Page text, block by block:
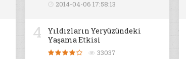
2014-04-06 17:58:13
4
Yıldızların Yeryüzündeki
Yaşama Etkisi
33037